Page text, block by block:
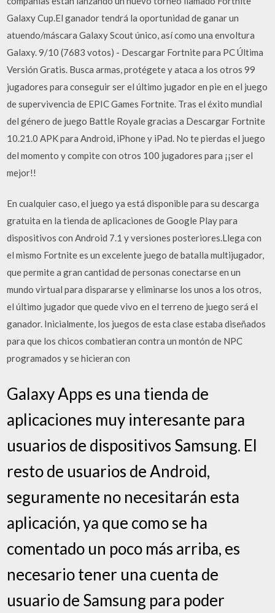
Galaxy Cup.El ganador tendrá la oportunidad de ganar un
atuendo/máscara Galaxy Scout único, así como una envoltura
Galaxy. 9/10 (7683 votos) - Descargar Fortnite para PC Última
Versión Gratis. Busca armas, protégete y ataca a los otros 99
jugadores para conseguir ser el último jugador en pie en el juego
de supervivencia de EPIC Games Fortnite. Tras el éxito mundial
del género de juego Battle Royale gracias a Descargar Fortnite
10.21.0 APK para Android, iPhone y iPad. No te pierdas el juego
del momento y compite con otros 100 jugadores para ¡¡ser el
mejor!!
En cualquier caso, el juego ya está disponible para su descarga
gratuita en la tienda de aplicaciones de Google Play para
dispositivos con Android 7.1 y versiones posteriores.Llega con
el mismo Fortnite es un excelente juego de batalla multijugador,
que permite a gran cantidad de personas conectarse en un
mundo virtual para dispararse y eliminarse los unos a los otros,
el último jugador que quede vivo en el terreno de juego será el
ganador. Inicialmente, los juegos de esta clase estaba diseñados
para que los chicos combatieran contra un montón de NPC
programados y se hicieran con
Galaxy Apps es una tienda de
aplicaciones muy interesante para
usuarios de dispositivos Samsung. El
resto de usuarios de Android,
seguramente no necesitarán esta
aplicación, ya que como se ha
comentado un poco más arriba, es
necesario tener una cuenta de
usuario de Samsung para poder